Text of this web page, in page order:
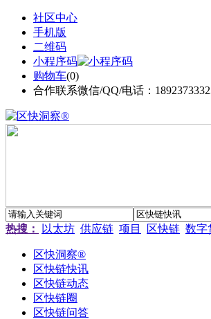
社区中心
手机版
二维码
小程序码
购物车(0)
合作联系微信/QQ/电话：
热搜： 以太坊 供应链 项目 区快链 数字
区快洞察®
区快链快讯
区快链动态
区快链圈
区快链问答